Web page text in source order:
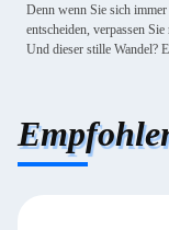
Denn wenn Sie sich
entscheiden, verpassen
Und dieser stille Wandel?